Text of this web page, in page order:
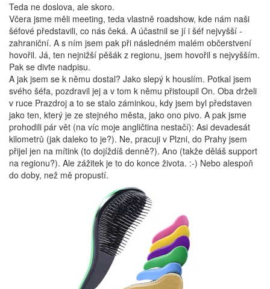
Teda ne doslova, ale skoro.
Včera jsme měli meeting, teda vlastně roadshow, kde nám naši
šéfové představili, co nás čeká. A účastnil se jí i šéf nejvyšší -
zahraniční. A s ním jsem pak při následném malém občerstvení
hovořil. Já, ten nejnižší pěšák z regionu, jsem hovořil s nejvyšším.
Pak se divte nadpisu.
A jak jsem se k němu dostal? Jako slepý k houslím. Potkal jsem
svého šéfa, pozdravil jej a v tom k němu přistoupil On. Oba drželi
v ruce Prazdroj a to se stalo záminkou, kdy jsem byl představen
jako ten, který je ze stejného města, jako ono pivo. A pak jsme
prohodili pár vět (na víc moje angličtina nestačí): Asi devadesát
kilometrů (jak daleko to je?). Ne, pracuji v Plzni, do Prahy jsem
přijel jen na mítink (to dojíždíš denně?). Ano (takže děláš support
na regionu?). Ale zážitek je to do konce života. :-) Nebo alespoň
do doby, než mě propustí.